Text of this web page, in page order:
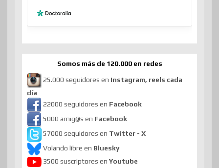
Somos más de 120.000 en redes
25.000 seguidores en Instagram, reels cada
día
22000 seguidores en Facebook
5000 amig@s en Facebook
57000 seguidores en Twitter - X
Volando libre en Bluesky
3500 suscriptores en Youtube